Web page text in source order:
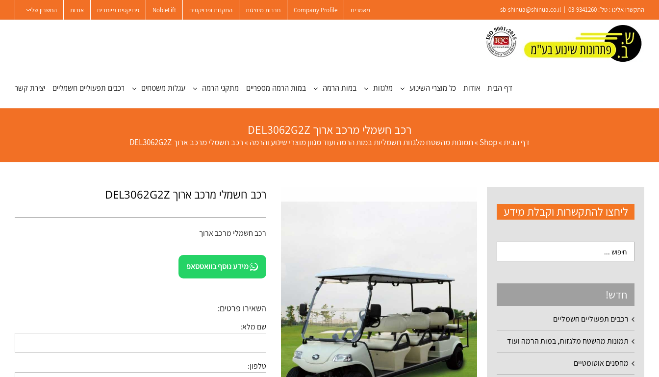
פתח סרגל נגישות
content
התקשרו אלינו : טל': 03-9341260
sb-shinua@shinua.co.il מאמרים Company Profile חברות מיוצגות התקנות ופרויקטים NobleLift פרויקטים מיוחדים אודות החשבון שלי
דף הבית אודות כל מוצרי השינוע מלגזות במות הרמה במות הרמה מספריים מתקני הרמה עגלות משטחים רכבים תפעוליים חשמליים יצירת קשר
רכב חשמלי מרכב ארוך DEL3062G2Z
דף הבית»
Shop
»תמונות מהשטח מלגזות חשמליות במות הרמה ועוד מגוון מוצרי שינוע והרמה »רכב חשמלי מרכב ארוך DEL3062G2Z
רכב חשמלי מרכב ארוך DEL3062G2Z
רכב חשמלי מרכב ארוך
מידע נוסף בוואטסאפ
השאירו פרטים:
שם מלא:
טלפון:
ליחצו להתקשרות וקבלת מידע
חדש!
רכבים תפעוליים חשמליים
תמונות מהשטח מלגזות, במות הרמה ועוד
מחסנים אוטומטיים